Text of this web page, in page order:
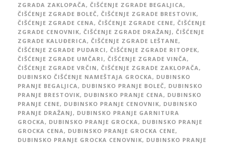
ZGRADA ZAKLOPAČA , ČIŠĆENJE ZGRADE BEGALJICA ,
ČIŠĆENJE ZGRADE BOLEČ, ČIŠĆENJE ZGRADE BRESTOVIK,
ČIŠĆENJE ZGRADE CENA , ČIŠĆENJE ZGRADE CENE, ČIŠĆENJE
ZGRADE CENOVNIK, ČIŠĆENJE ZGRADE DRAŽANJ , ČIŠĆENJE
ZGRADE KALUĐERICA , ČIŠĆENJE ZGRADE LEŠTANE,
ČIŠĆENJE ZGRADE PUDARCI , ČIŠĆENJE ZGRADE RITOPEK,
ČIŠĆENJE ZGRADE UMČARI , ČIŠĆENJE ZGRADE VINČA ,
ČIŠĆENJE ZGRADE VRČIN , ČIŠĆENJE ZGRADE ZAKLOPAČA ,
DUBINSKO ČIŠĆENJE NAMEŠTAJA GROCKA , DUBINSKO
PRANJE BEGALJICA , DUBINSKO PRANJE BOLEČ, DUBINSKO
PRANJE BRESTOVIK, DUBINSKO PRANJE CENA , DUBINSKO
PRANJE CENE, DUBINSKO PRANJE CENOVNIK, DUBINSKO
PRANJE DRAŽANJ , DUBINSKO PRANJE GARNITURA
GROCKA , DUBINSKO PRANJE GROCKA , DUBINSKO PRANJE
GROCKA CENA , DUBINSKO PRANJE GROCKA CENE,
DUBINSKO PRANJE GROCKA CENOVNIK, DUBINSKO PRANJE